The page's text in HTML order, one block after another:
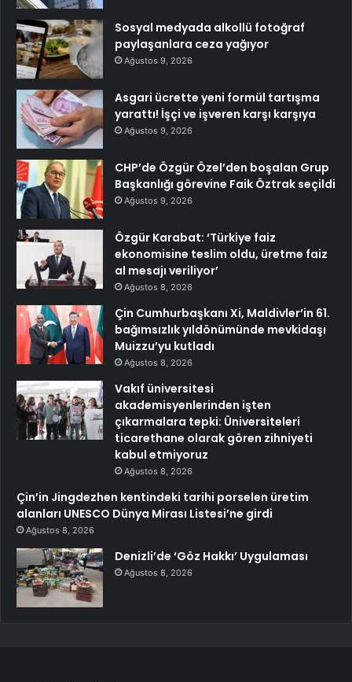
Sosyal medyada alkollü fotoğraf
paylaşanlara ceza yağıyor
Ağustos 9, 2026
Asgari ücrette yeni formül tartışma
yarattı! İşçi ve işveren karşı karşıya
Ağustos 9, 2026
CHP’de Özgür Özel’den boşalan Grup
Başkanlığı görevine Faik Öztrak seçildi
Ağustos 9, 2026
Özgür Karabat: ‘Türkiye faiz
ekonomisine teslim oldu, üretme faiz
al mesajı veriliyor’
Ağustos 8, 2026
Çin Cumhurbaşkanı Xi, Maldivler’in 61.
bağımsızlık yıldönümünde mevkidaşı
Muizzu’yu kutladı
Ağustos 8, 2026
Vakıf üniversitesi
akademisyenlerinden işten
çıkarmalara tepki: Üniversiteleri
ticarethane olarak gören zihniyeti
kabul etmiyoruz
Ağustos 8, 2026
Çin’in Jingdezhen kentindeki tarihi porselen üretim
alanları UNESCO Dünya Mirası Listesi’ne girdi
Ağustos 8, 2026
Denizli’de ‘Göz Hakkı’ Uygulaması
Ağustos 8, 2026